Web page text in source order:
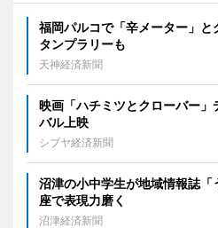
福岡パルコで「辛メーター」
タンプラリーも
天神経済新聞
映画「ハチミツとクローバー」
バル上映
シブヤ経済新聞
沼津の小中学生が地域情報誌
座で表現力磨く
沼津経済新聞